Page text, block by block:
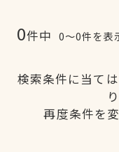
0件中 0〜0件を表
検索条件に当て
再度条件を